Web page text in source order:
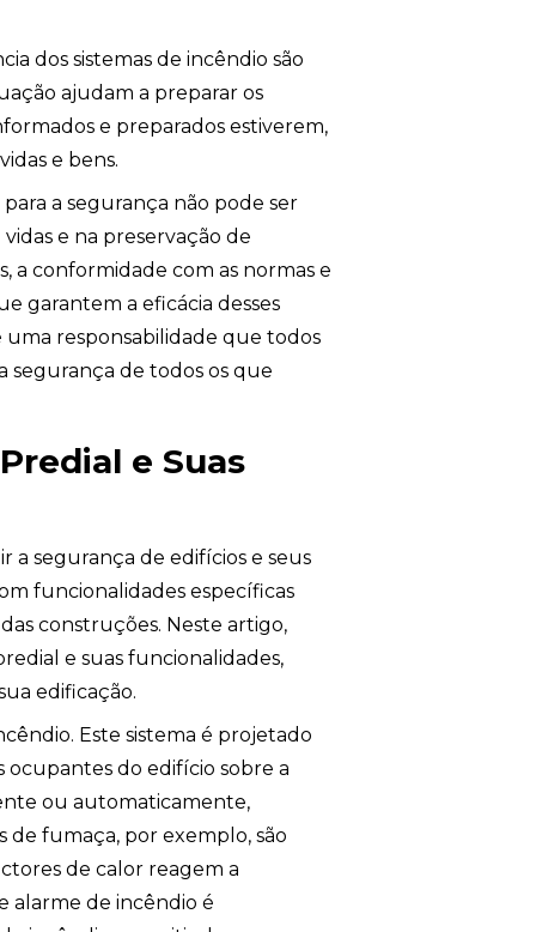
dos sistemas de incêndio são
ajudam a preparar os
e preparados estiverem,
e bens.
a segurança não pode ser
e na preservação de
a conformidade com as normas e
garantem a eficácia desses
uma responsabilidade que todos
segurança de todos os que
e Suas
a segurança de edifícios e seus
funcionalidades específicas
construções. Neste artigo,
e suas funcionalidades,
edificação.
Este sistema é projetado
do edifício sobre a
ou automaticamente,
fumaça, por exemplo, são
de calor reagem a
alarme de incêndio é